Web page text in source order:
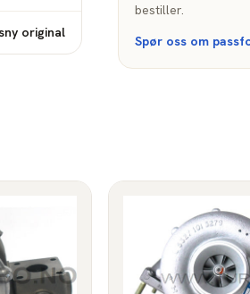
original
bestiller.
Spør oss om